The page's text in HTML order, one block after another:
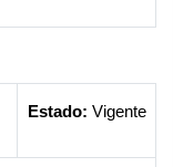
Estado: Vigente